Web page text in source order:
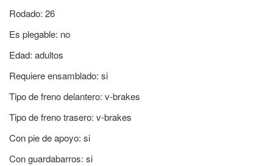
Rodado: 26
Es plegable: no
Edad: adultos
Requiere ensamblado: si
Tipo de freno delantero: v-brakes
Tipo de freno trasero: v-brakes
Con pie de apoyo: si
Con guardabarros: si